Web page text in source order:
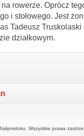
rowerze. Oprócz
i stołowego. Jest
Tadeusz Truskolaski
działkowym.
Wszystkie prawa